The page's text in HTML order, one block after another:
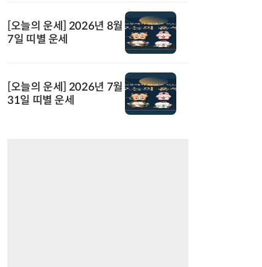
[오늘의 운세] 2026년 8월
7일 띠별 운세
[오늘의 운세] 2026년 7월
31일 띠별 운세